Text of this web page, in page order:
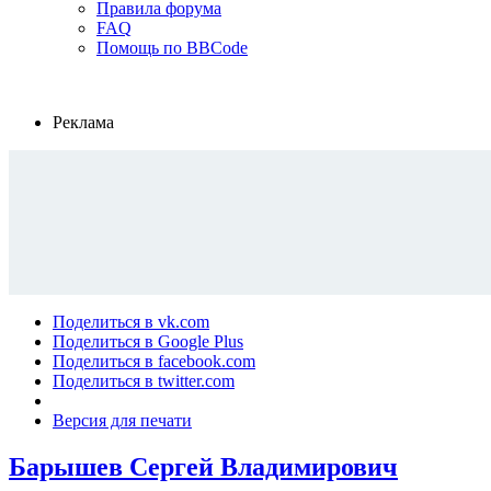
Правила форума
FAQ
Помощь по BBCode
Реклама
Поделиться в vk.com
Поделиться в Google Plus
Поделиться в facebook.com
Поделиться в twitter.com
Версия для печати
Барышев Сергей Владимирович